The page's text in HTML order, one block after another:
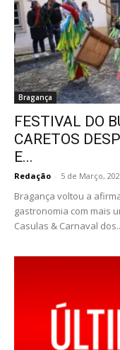
Bragança
FESTIVAL DO
CARETOS
E...
Redação - 5 de Março,
Bragança voltou a
gastronomia com mais
Casulas & Carnaval